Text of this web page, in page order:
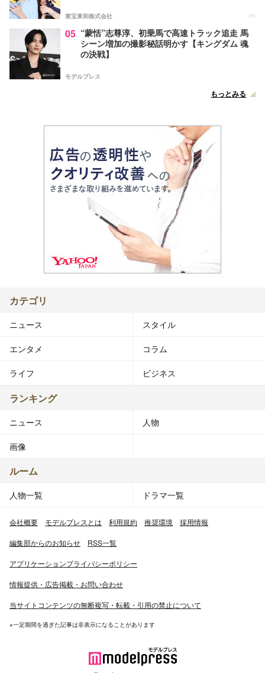
東宝東和株式会社 PR
05 “蒙恬”志尊淳、初乗馬で高速トラック追走 馬
シーン増加の撮影秘話明かす【キングダム 魂
の決戦】
モデルプレス
もっとみる
カテゴリ
ニュース スタイル
エンタメ コラム
ライフ ビジネス
ランキング
ニュース 人物
画像
ルーム
人物一覧 ドラマ一覧
会社概要 モデルプレスとは 利用規約 推奨環境 採用情報
編集部からのお知らせ RSS一覧
アプリケーションプライバシーポリシー
情報提供・広告掲載・お問い合わせ
当サイトコンテンツの無断複写・転載・引用の禁止について
※一定期間を過ぎた記事は非表示になることがあります